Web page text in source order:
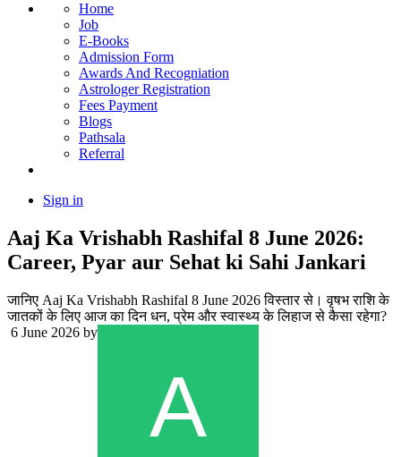
Home
Job
E-Books
Admission Form
Awards And Recogniation
Astrologer Registration
Fees Payment
Blogs
Pathsala
Referral
Sign in
Aaj Ka Vrishabh Rashifal 8 June 2026:
Career, Pyar aur Sehat ki Sahi Jankari
जानिए Aaj Ka Vrishabh Rashifal 8 June 2026 विस्तार से। वृषभ राशि के
जातकों के लिए आज का दिन धन, प्रेम और स्वास्थ्य के लिहाज से कैसा रहेगा?
6 June 2026 by